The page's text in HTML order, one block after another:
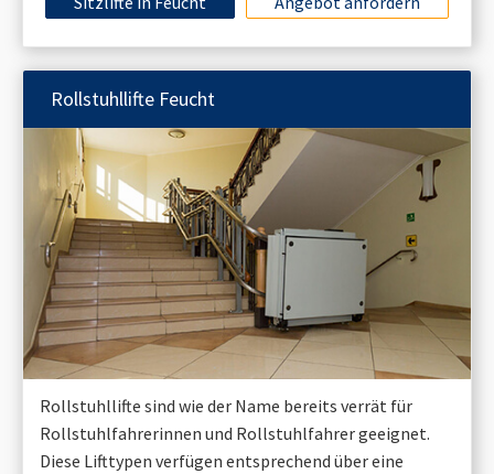
Rollstuhllifte Feucht
Rollstuhllifte sind wie der Name bereits verrät für
Rollstuhlfahrerinnen und Rollstuhlfahrer geeignet.
Diese Lifttypen verfügen entsprechend über eine